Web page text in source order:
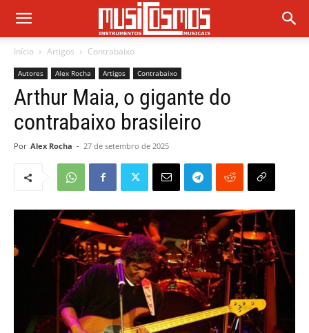
Início Artigos Contrabaixo
Autores Alex Rocha Artigos Contrabaixo
Arthur Maia, o gigante do
contrabaixo brasileiro
Por Alex Rocha - 27 de setembro de 2025